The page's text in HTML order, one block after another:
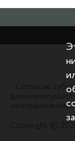
* Согласие
данных
Copyright ©